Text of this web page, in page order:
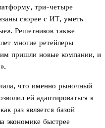
три-четыре
скорее с ИТ, уметь
Решетников также
многие ретейлеры
пришли новые компании, и
что именно рыночный
ей адаптироваться к
раз является базой
экономике быстрее